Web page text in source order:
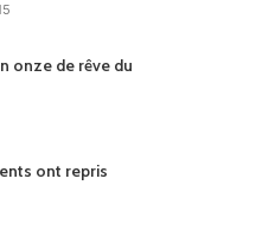
onze de rêve du
ont repris